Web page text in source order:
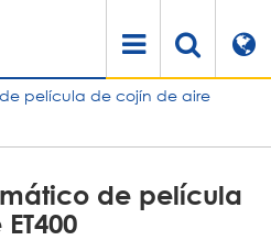
de aire
película de cojín de aire
de película